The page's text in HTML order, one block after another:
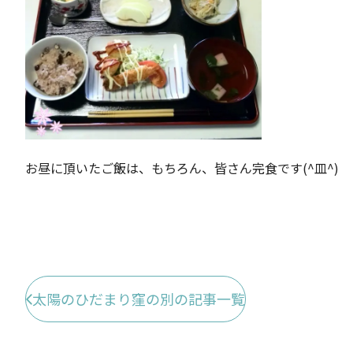
お昼に頂いたご飯は、もちろん、皆さん完食です(^
太陽のひだまり窪の別の記事一覧